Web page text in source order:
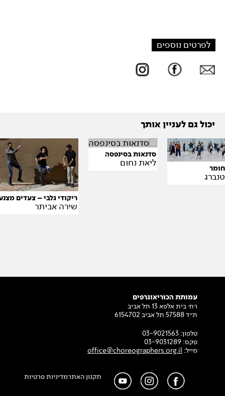
לפרטים נוספים
יכול גם לעניין אותך
סדנאות בסינפסה
ליאת נחום
ריקודי גלבי – צעדים
שירה אביתר
עמותת הכוריאוגרפים
רח׳ בית אלפא 13 תל אביב
ת״ד 57588 תל אביב 6154702
טלפון: 03-9021563
פקס: 03-9031289
מייל: office@choreographers.org.il
תקנון האתרמדיניות פרטיות